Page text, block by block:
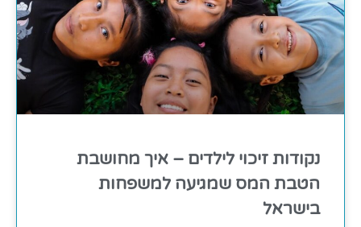
נקודות זיכוי לילדים – איך מחושבת
הטבת המס שמגיעה למשפחות
בישראל